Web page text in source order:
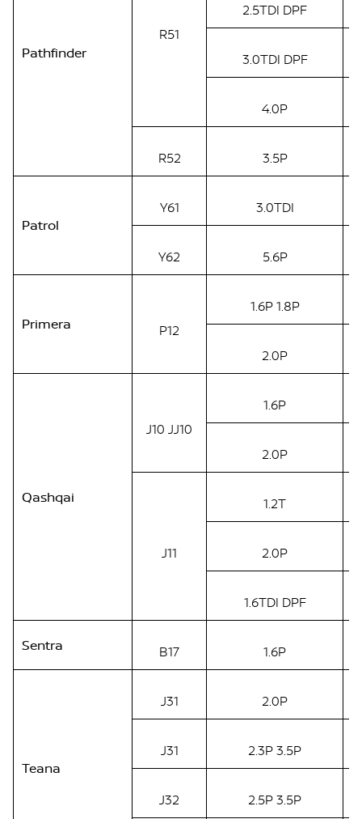
Pathfinder
R51
2.5TDI DPF
3.0TDI DPF
4.0P
R52 3.5P
Patrol
Y61 3.0TDI
Y62 5.6P
Primera P12
1.6P 1.8P
2.0P
Qashqai
J10 JJ10
1.6P
2.0P
J11
1.2T
2.0P
1.6TDI DPF
Sentra B17 1.6P
Teana
J31 2.0P
J31 2.3P 3.5P
J32 2.5P 3.5P